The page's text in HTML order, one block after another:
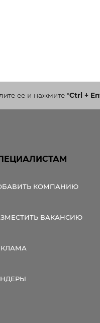
ее и нажмите"Ctrl +
КОМПАНИЮ
ВАКАНСИЮ